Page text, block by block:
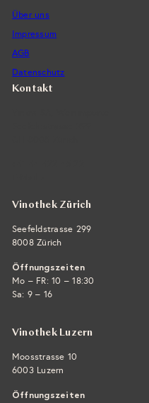
Über uns
Impressum
AGB
Datenschutz
Kontakt
Vinothek Zürich
Seefeldstrasse 299
8008 Zürich
Öffnungszeiten
Mo – FR: 10 – 18:30
Sa: 9 – 16
Vinothek Luzern
Moosstrasse 10
6003 Luzern
Öffnungszeiten